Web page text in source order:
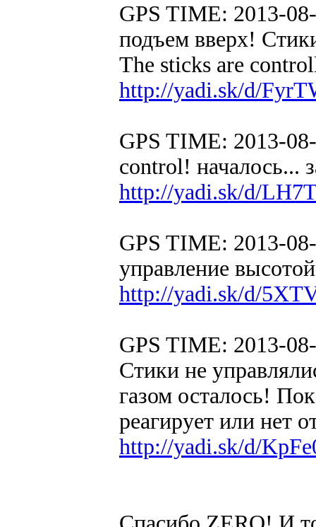
GPS TIME: 2013-
подъем вверх!
The sticks are
http://yadi.sk/d/
GPS TIME: 2013-
control! началось...
http://yadi.sk/d/
GPS TIME: 2013-
управление
http://yadi.sk/d/
GPS TIME: 2013-
Стики не
газом осталось!
реагирует или нет
http://yadi.sk/d/